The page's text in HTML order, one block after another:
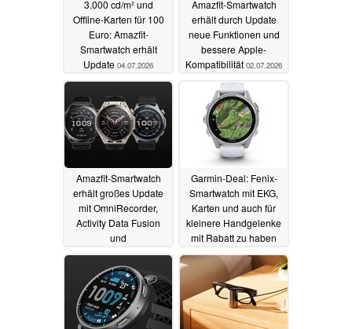
3.000 cd/m² und
Offline-Karten für 100
Euro: Amazfit-
Smartwatch erhält
Update 04.07.2026
Amazfit-Smartwatch
erhält durch Update
neue Funktionen und
bessere Apple-
Kompatibilität 02.07.2026
Amazfit-Smartwatch
erhält großes Update
mit OmniRecorder,
Activity Data Fusion
und
Navigationsfunktionen
24.06.2026
Garmin-Deal: Fenix-
Smartwatch mit EKG,
Karten und auch für
kleinere Handgelenke
mit Rabatt zu haben
24.06.2026